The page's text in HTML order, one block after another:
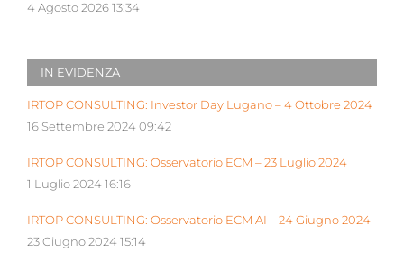
4 Agosto 2026 13:34
IN EVIDENZA
IRTOP CONSULTING: Investor Day Lugano – 4 Ottobre 2024
16 Settembre 2024 09:42
IRTOP CONSULTING: Osservatorio ECM – 23 Luglio 2024
1 Luglio 2024 16:16
IRTOP CONSULTING: Osservatorio ECM AI – 24 Giugno 2024
23 Giugno 2024 15:14